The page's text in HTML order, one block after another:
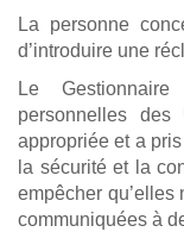
La personne
d’introduire une
Le
personnelles
appropriée et a
la sécurité et la
empêcher qu’elles
communiquées à